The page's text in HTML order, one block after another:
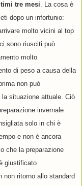
tre mesi. La cosa è
dopo un infortunio:
molto vicini al top
sono riusciti può
molto
di peso a causa della
non può
situazione attuale. Ciò
invernale
solo in chi è
e non è ancora
che la preparazione
giustificato
ritorno allo standard